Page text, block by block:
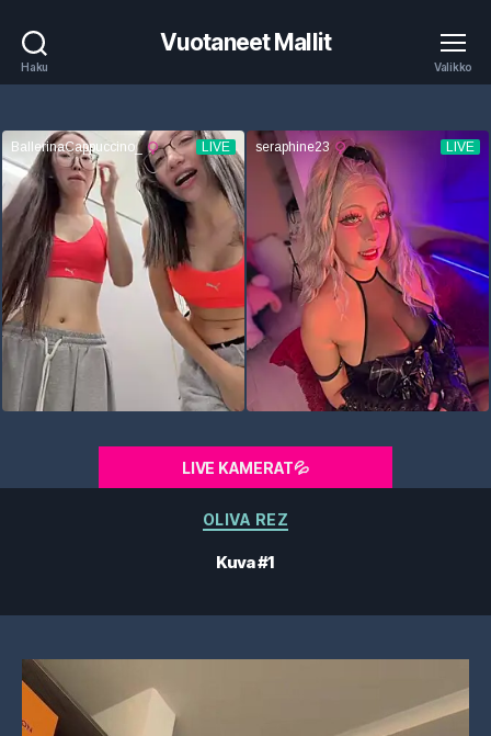
Haku
Vuotaneet Mallit
Valikko
LIVE KAMERAT💦
Kategoriat
OLIVA REZ
Kuva #1